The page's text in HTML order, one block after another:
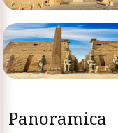
Panoramica